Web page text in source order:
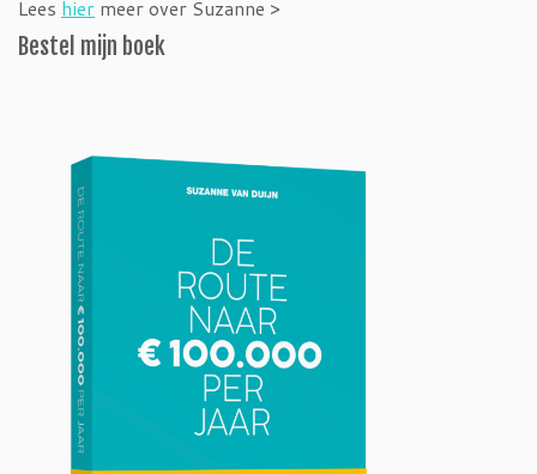
Lees hier meer over Suzanne >
Bestel mijn boek